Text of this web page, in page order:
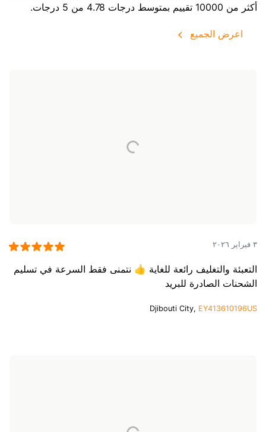
أكثر من 10000 تقييم بمتوسط درجات 4.78 من 5 درجات.
اعرض الجميع
٣ فبراير ٢٠٢٦
التعبئة والتغليف رائعة للغاية 👍 نتمنى فقط السرعة في تسليم
الشحنات الصادرة للبريد
Djibouti City, EY413610196US